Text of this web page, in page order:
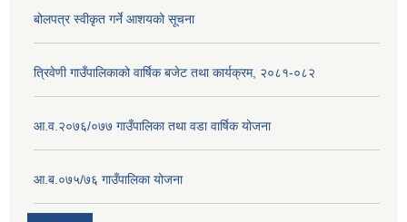
बोलपत्र स्वीकृत गर्ने आशयको सूचना
त्रिवेणी गाउँपालिकाको वार्षिक बजेट तथा कार्यक्रम, २०८१-०८२
आ.व.२०७६/०७७ गाउँपालिका तथा वडा वार्षिक योजना
आ.ब.०७५/७६ गाउँपालिका योजना